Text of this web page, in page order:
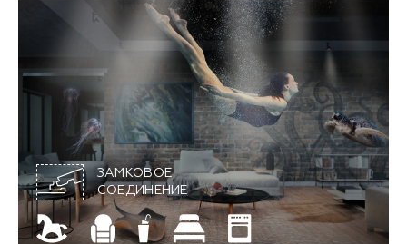
ЗАМКОВОЕ
СОЕДИНЕНИЕ
Art Vinyl в интерьере
Статьи
Где купить
FAQ